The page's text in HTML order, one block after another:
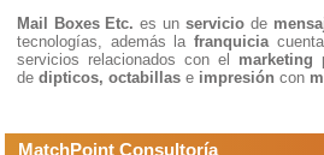
Mail Boxes Etc. es un servicio de
tecnologías, además la franquicia
servicios relacionados con el marketing
de dipticos, octabillas e impresión con
MatchPoint Consultoría